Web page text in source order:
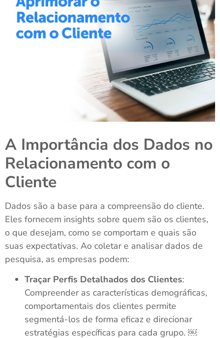
A Importância dos Dados no
Relacionamento com o
Cliente
Dados são a base para a compreensão do cliente.
Eles fornecem insights sobre quem são os clientes,
o que desejam, como se comportam e quais são
suas expectativas. Ao coletar e analisar dados de
pesquisa, as empresas podem:
Traçar Perfis Detalhados dos Clientes:
Compreender as características demográficas,
comportamentais dos clientes permite
segmentá-los de forma eficaz e direcionar
estratégias específicas para cada grupo. ￼